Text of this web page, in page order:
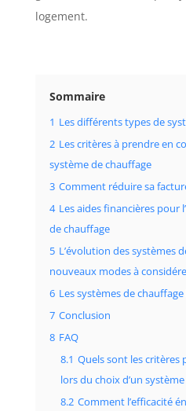
logement.
Sommaire
1 Les différents types de
2 Les critères à prendre en
système de chauffage
3 Comment réduire sa
4 Les aides financières pour
de chauffage
5 L’évolution des systèmes
nouveaux modes à
6 Les systèmes de
7 Conclusion
8 FAQ
8.1 Quels sont les critères
lors du choix d’un
8.2 Comment l’efficacité